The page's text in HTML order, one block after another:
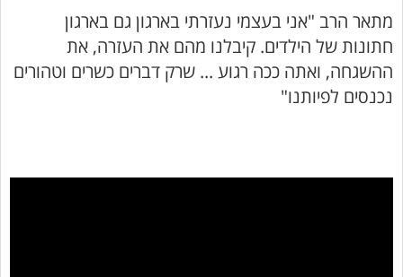
מתאר הרב "אני בעצמי נעזרתי בארגון גם בארגון
חתונות של הילדים. קיבלנו מהם את העזרה, את
ההשגחה, ואתה ככה רגוע ... שרק דברים כשרים וטהורים
נכנסים לפיותנו"